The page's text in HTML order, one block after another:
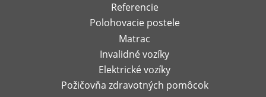
Referencie
Polohovacie postele
Matrac
Invalidné vozíky
Elektrické vozíky
Požičovňa zdravotných pomôcok